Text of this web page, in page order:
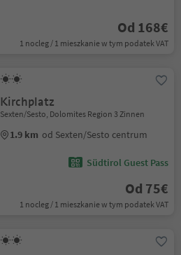
Od 168€
1 nocleg / 1 mieszkanie w tym podatek VAT
Kirchplatz
Sexten/Sesto, Dolomites Region 3 Zinnen
1.9 km od Sexten/Sesto centrum
Südtirol Guest Pass
Od 75€
1 nocleg / 1 mieszkanie w tym podatek VAT